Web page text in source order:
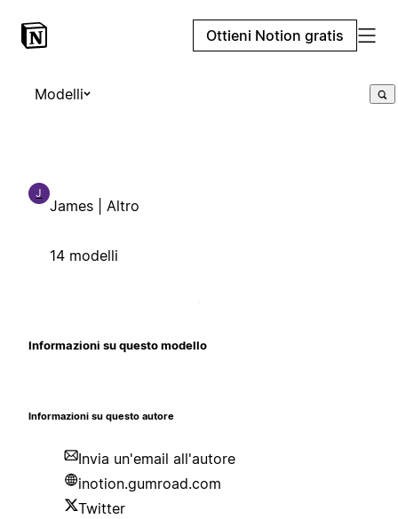
Ottieni Notion gratis
Modelli
J
James | Altro
14 modelli
Informazioni su questo modello
Informazioni su questo autore
Invia un'email all'autore
inotion.gumroad.com
Twitter